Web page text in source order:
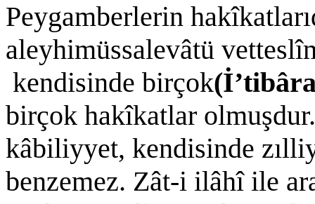
Peygamberlerin
aleyhimüssalevâtü
kendisinde birçok
birçok hakîkatlar
kâbiliyyet, kendisinde
benzemez. Zât-i ilâhî ile